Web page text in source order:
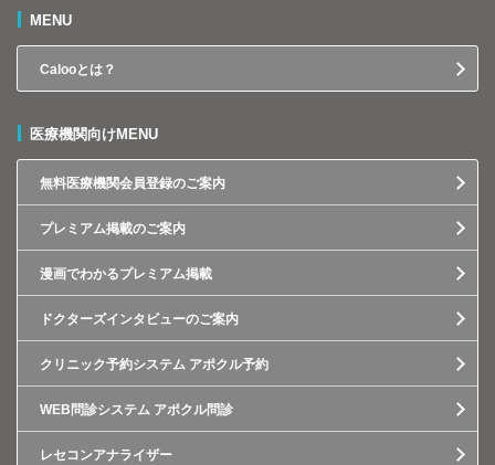
MENU
Calooとは？
医療機関向けMENU
無料医療機関会員登録のご案内
プレミアム掲載のご案内
漫画でわかるプレミアム掲載
ドクターズインタビューのご案内
クリニック予約システム アポクル予約
WEB問診システム アポクル問診
レセコンアナライザー